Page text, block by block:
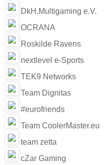
DkH.Multigaming e.V.
OCRANA
Roskilde Ravens
nextlevel e-Sports
TEK9 Networks
Team Dignitas
#eurofriends
Team CoolerMaster.eu
team zetta
cZar Gaming